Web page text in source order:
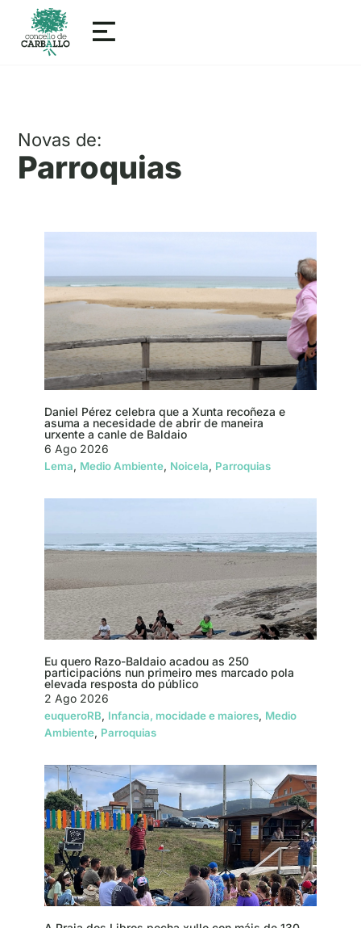
Novas de:
Parroquias
Daniel Pérez celebra que a Xunta recoñeza e
asuma a necesidade de abrir de maneira
urxente a canle de Baldaio
6 Ago 2026
Lema, Medio Ambiente, Noicela, Parroquias
Eu quero Razo-Baldaio acadou as 250
participacións nun primeiro mes marcado pola
elevada resposta do público
2 Ago 2026
euqueroRB, Infancia, mocidade e maiores, Medio
Ambiente, Parroquias